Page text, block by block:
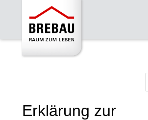
Erklärung zur